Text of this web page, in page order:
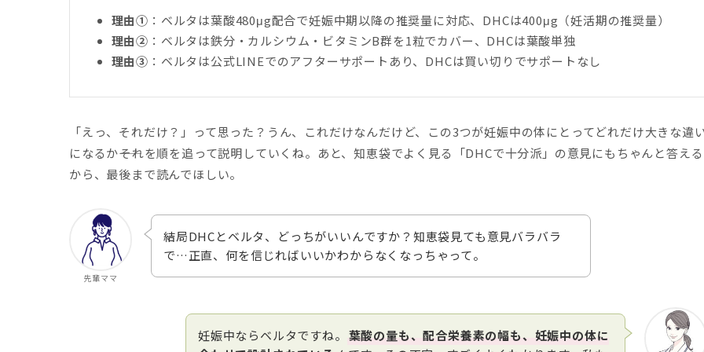
理由① ：ベルタは葉酸480μg配合で妊娠中期以降の推奨量に対応、DHCは400μg（妊活期の推奨量）
理由② ：ベルタは鉄分・カルシウム・ビタミンB群を1粒でカバー、DHCは葉酸単独
理由③ ：ベルタは公式LINEでのアフターサポートあり、DHCは買い切りでサポートなし
「えっ、それだけ？」って思った？うん、これだけなんだけど、この3つが妊娠中の体にとってどれだけ大きな違
になるか――それを順を追って説明していくね。あと、知恵袋でよく見る「DHCで十分派」の意見にもちゃんと答える
から、最後まで読んでほしい。
先輩ママ
結局DHCとベルタ、どっちがいいんですか？知恵袋見ても意見バラバラ
で…正直、何を信じればいいかわからなくなっちゃって。
妊娠中ならベルタですね。 葉酸の量も、配合栄養素の幅も、妊娠中の体に